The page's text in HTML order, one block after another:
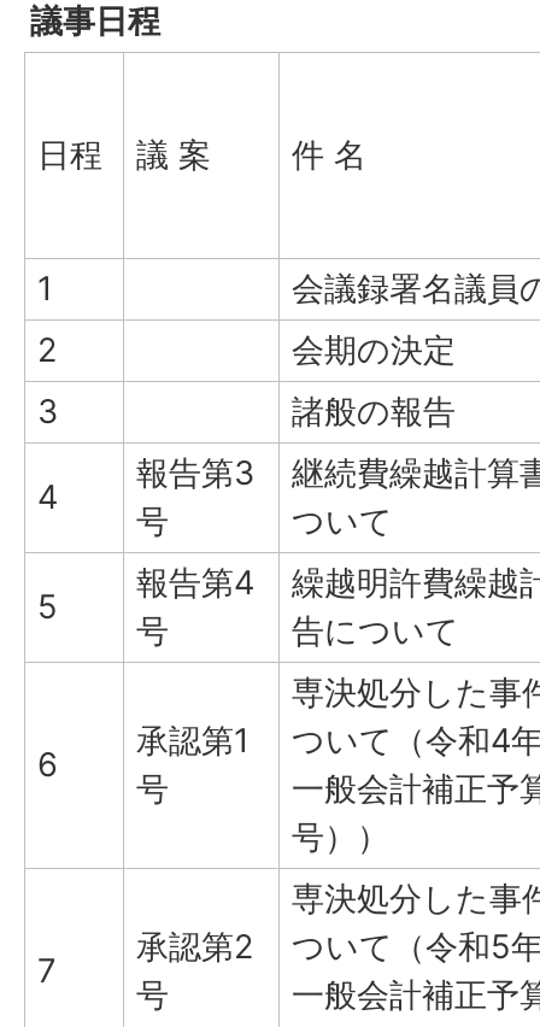
議事日程
日程 議 案 件 名
1
会議録署名議員
2
会期の決定
3
諸般の報告
4
報告第3
号
継続費繰越計算
ついて
5
報告第4
号
繰越明許費繰越
告について
6
承認第1
号
専決処分した事
ついて（令和4
一般会計補正予
号））
7
承認第2
号
専決処分した事
ついて（令和5
一般会計補正予